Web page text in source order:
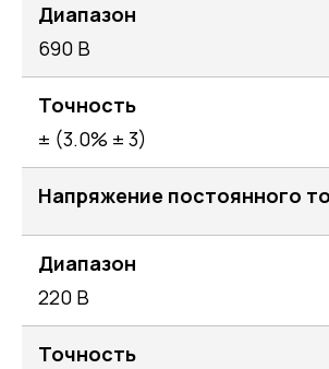
Диапазон
690 В
Точность
± (3.0% ± 3)
Напряжение постоянного
Диапазон
220 В
Точность